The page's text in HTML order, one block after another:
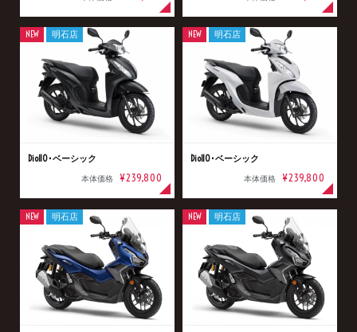
Dio110･ベーシック
本体価格 ¥239,800
NEW 明石店
Dio110･ベーシック
本体価格 ¥239,800
NEW 明石店
NEW 明石店 NEW 明石店